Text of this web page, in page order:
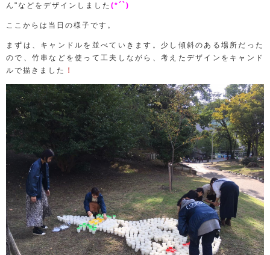
ん"などをデザインしました (*´`)
ここからは当日の様子です。
まずは、キャンドルを並べていきます。少し傾斜のある場所だった
ので、竹串などを使って工夫しながら、考えたデザインをキャンド
ルで描きました ！